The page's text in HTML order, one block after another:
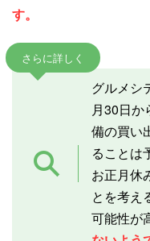
す。
さらに詳しく
グルメシ
月30日か
備の買い
ることは
お正月休
とを考え
可能性が